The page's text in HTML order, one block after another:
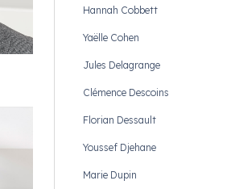
Hannah Cobbett
Yaëlle Cohen
Jules Delagrange
Clémence Descoins
Florian Dessault
Youssef Djehane
Marie Dupin